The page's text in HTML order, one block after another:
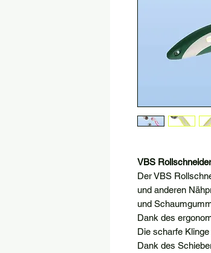
VBS
Der VBS
und anderen
und
Dank des
Die scharfe
Dank des